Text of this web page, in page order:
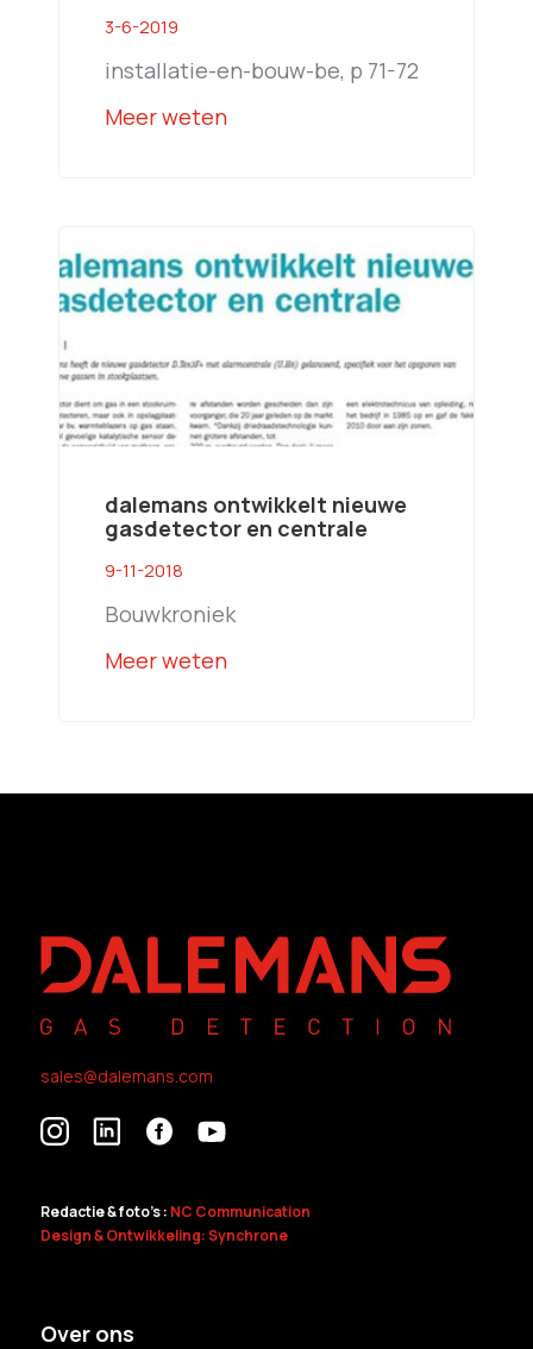
3-6-2019
installatie-en-bouw-be, p 71-72
Meer weten
dalemans ontwikkelt nieuwe
gasdetector en centrale
9-11-2018
Bouwkroniek
Meer weten
sales@dalemans.com
Redactie & foto's : NC Communication
Design & Ontwikkeling: Synchrone
Over ons